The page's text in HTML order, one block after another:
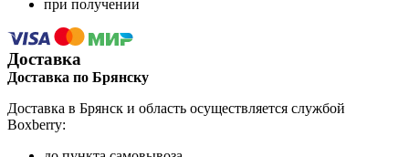
при получении
Доставка
Доставка по Брянску
Доставка в Брянск и область осуществляется службой
Boxberry: